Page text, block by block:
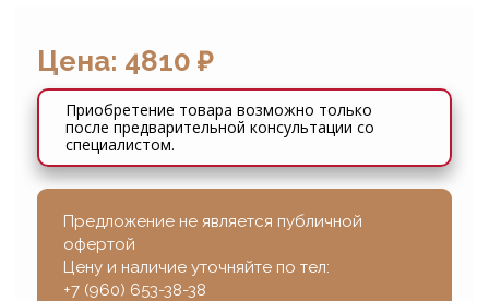
Цена: 4810 ₽
Приобретение товара возможно только
после предварительной консультации со
специалистом.
Предложение не является публичной
офертой
Цену и наличие уточняйте по тел:
+7 (960) 653-38-38